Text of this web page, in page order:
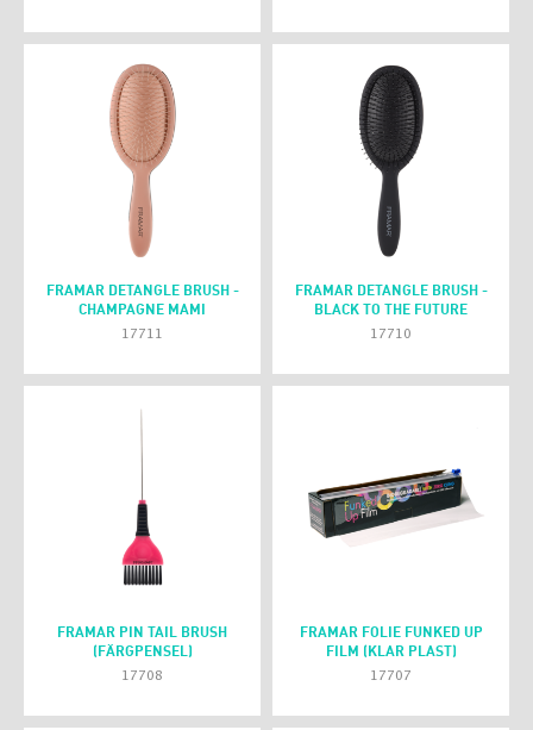
FRAMAR DETANGLE BRUSH -
CHAMPAGNE MAMI
17711
FRAMAR DETANGLE BRUSH -
BLACK TO THE FUTURE
17710
FRAMAR PIN TAIL BRUSH
(FÄRGPENSEL)
17708
FRAMAR FOLIE FUNKED UP
FILM (KLAR PLAST)
17707